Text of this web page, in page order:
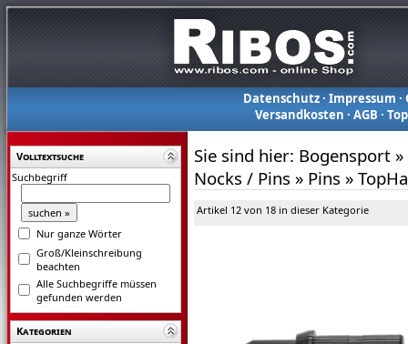
Datenschutz· Impressum ·
Versandkosten ·AGB ·
Volltextsuche
Suchbegriff
Nur ganze Wörter
Groß/Kleinschreibung
beachten
Alle Suchbegriffe müssen
gefunden werden
Kategorien
Sie sind hier: Bogensport »
Nocks / Pins » Pins »
Artikel 12 von 18 in dieser Kategorie